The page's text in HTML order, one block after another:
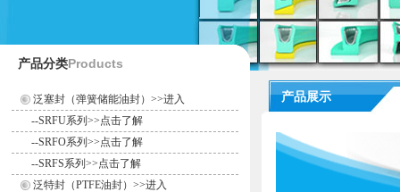
产品分类Products
泛塞封（弹簧储能油封）>>进入
--SRFU系列>>点击了解
--SRFO系列>>点击了解
--SRFS系列>>点击了解
泛特封（PTFE油封）>>进入
产品展示